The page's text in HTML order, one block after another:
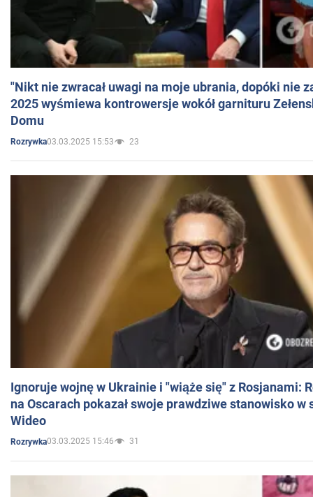
"Nikt nie zwracał uwagi na moje ubrania, dopóki nie
2025 wyśmiewa kontrowersje wokół garnituru
Domu
Rozrywka03.03.2025 15:53 23
Ignoruje wojnę w Ukrainie i "wiąże się" z Rosjanami:
na Oscarach pokazał swoje prawdziwe stanowisko w
Wideo
Rozrywka03.03.2025 15:46 31